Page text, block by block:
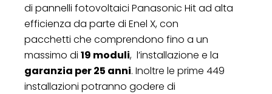
di pannelli fotovoltaici Panasonic Hit ad alta
efficienza da parte di Enel X, con
pacchetti che comprendono fino a un
massimo di 19 moduli, l’installazione e la
garanzia per 25 anni. Inoltre le prime 449
installazioni potranno godere di